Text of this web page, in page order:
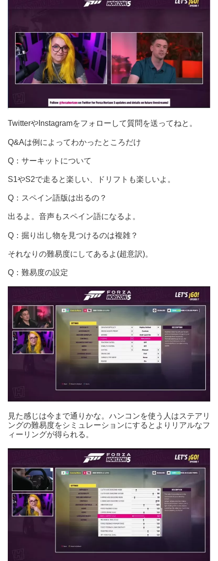
TwitterやInstagramをフォローして質問を送ってねと。
Q&Aは例によってわかったところだけ
Q：サーキットについて
S1やS2で走ると楽しい、ドリフトも楽しいよ。
Q：スペイン語版は出るの？
出るよ。音声もスペイン語になるよ。
Q：掘り出し物を見つけるのは複雑？
それなりの難易度にしてあるよ(超意訳)。
Q：難易度の設定
見た感じは今まで通りかな。ハンコンを使う人はステアリ
ングの難易度をシミュレーションにするとよりリアルなフ
ィーリングが得られる。